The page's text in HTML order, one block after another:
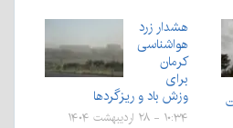
هشدار زرد
هواشناسی
کرمان
برای
وزش باد و ریزگردها
۱۰:۳۴ - ۲۸ اردیبهشت ۱۴۰۴